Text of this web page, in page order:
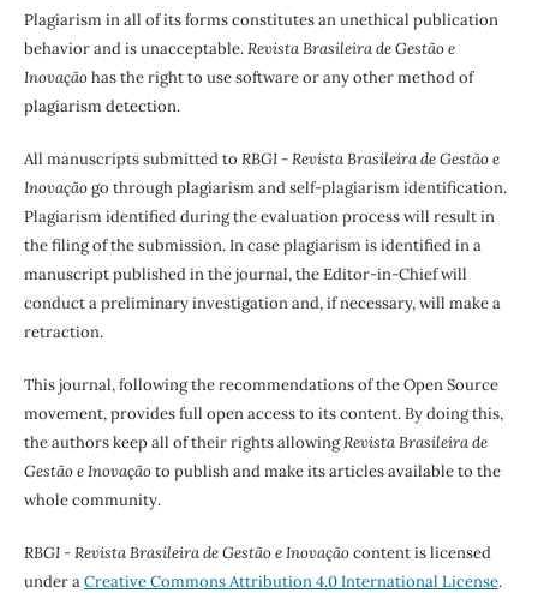
Plagiarism in all of its forms constitutes an unethical publication
behavior and is unacceptable.Revista Brasileira de Gestão e
Inovaçãohas the right to use software or any other method of
plagiarism detection.
All manuscripts submitted to RBGI - Revista Brasileira de Gestão e
Inovaçãogo through plagiarism and self-plagiarism identification.
Plagiarism identified during the evaluation process will result in
the filing of the submission. In case plagiarism is identified in a
manuscript published in the journal, the Editor-in-Chief will
conduct a preliminary investigation and, if necessary, will make a
retraction.
This journal, following the recommendations of the Open Source
movement, provides full open access to its content. By doing this,
the authors keep all of their rights allowingRevista Brasileira de
Gestão e Inovaçãoto publish and make its articles available to the
whole community.
RBGI - Revista Brasileira de Gestão e Inovaçãocontent is licensed
under aCreative Commons Attribution 4.0 International License.